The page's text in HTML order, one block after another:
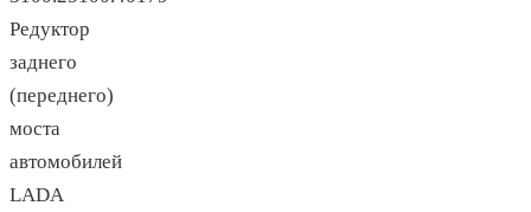
Редуктор
заднего
(переднего)
моста
автомобилей
LADA